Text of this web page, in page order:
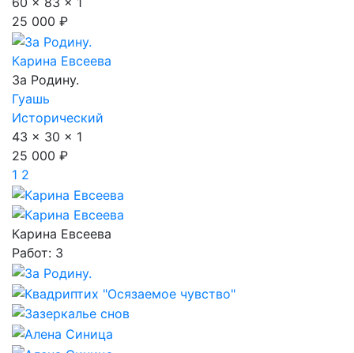
25 000 ₽
Карина Евсеева
За Родину.
Гуашь
Исторический
43 x 30 x 1
25 000 ₽
1 2
Карина Евсеева
Работ: 3